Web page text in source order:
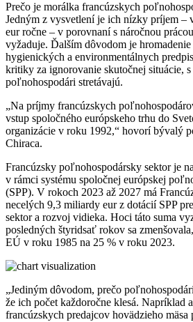
Prečo je morálka francúzskych
Jedným z vysvetlení je ich nízky príjem –
eur ročne – v porovnaní s náročnou
vyžaduje. Ďalším dôvodom je
hygienických a environmentálnych
kritiky za ignorovanie skutočnej situácie, s
poľnohospodári stretávajú.
„Na príjmy francúzskych
vstup spoločného európskeho trhu do
organizácie v roku 1992,“ hovorí bývalý
Chiraca.
Francúzsky poľnohospodársky sektor je
v rámci systému spoločnej európskej
(SPP). V rokoch 2023 až 2027 má
necelých 9,3 miliardy eur z dotácií SPP
sektor a rozvoj vidieka. Hoci táto suma
posledných štyridsať rokov sa
EÚ v roku 1985 na 25 % v roku 2023.
„Jediným dôvodom, prečo
že ich počet každoročne klesá. Napríklad
francúzskych predajcov hovädzieho mäsa